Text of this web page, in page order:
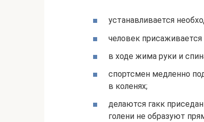
устанавливается
человек
в ходе жима руки и
спортсмен медленно
в коленях;
делаются гакк
голени не образуют